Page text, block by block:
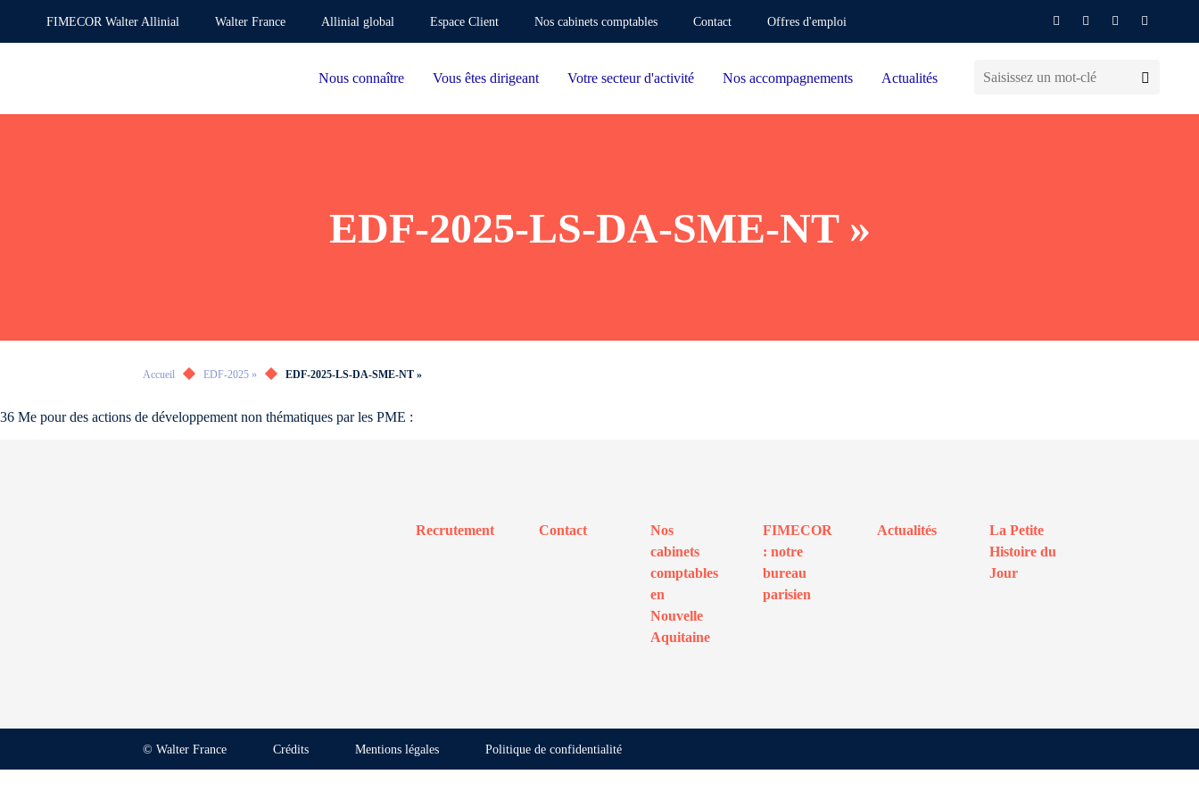
FIMECOR Walter Allinial Walter France Allinial global Espace Client Nos cabinets comptables Contact Offres d'emploi
Nous connaître Vous êtes dirigeant Votre secteur d'activité Nos accompagnements Actualités
EDF-2025-LS-DA-SME-NT »
Accueil EDF-2025 » EDF-2025-LS-DA-SME-NT »
36 Me pour des actions de développement non thématiques par les PME :
Recrutement Contact
Nos
cabinets
comptables
en
Nouvelle
Aquitaine
FIMECOR
: notre
bureau
parisien
Actualités
La Petite
Histoire du
Jour
© Walter France Crédits Mentions légales Politique de confidentialité